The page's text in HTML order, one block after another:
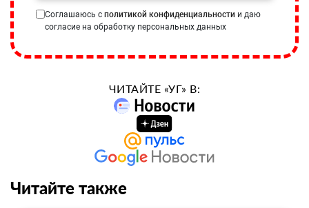
Соглашаюсь с политикой конфиденциальности и даю
согласие на обработку персональных данных
ЧИТАЙТЕ «УГ» В:
Читайте также